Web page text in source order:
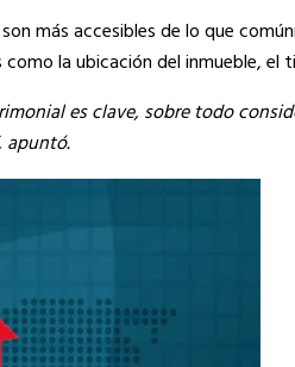
más accesibles de lo que
la ubicación del inmueble,
es clave, sobre todo
apuntó.